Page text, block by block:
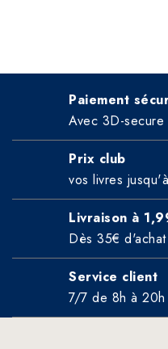
Paiement
Avec 3D-secure
Prix club
vos livres
Livraison à
Dès 35€ d'achat
Service client
7/7 de 8h à 20h